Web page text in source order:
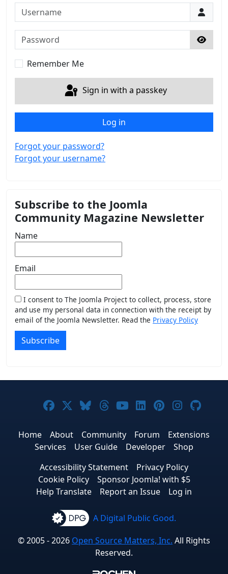
Username
Password
Show
Remember Me
Sign in with a passkey
Log in
Forgot your password?
Forgot your username?
Subscribe to the Joomla
Community Magazine Newsletter
Name
Email
I consent to The Joomla Project to collect, process, store
and use my personal data in connection with the receipt by
email of the Joomla Newsletter. Read the Privacy Policy
Subscribe
Joomla! on Facebook
Joomla! on X
Joomla! on Bluesky
Joomla! on Threads
Joomla! on
Joomla! on
Joomla! on
Joomla!
Home About Community Forum
Extensions
Services
User Guide Developer
Shop
Accessibility Statement
Privacy Policy
Cookie Policy
Sponsor Joomla! with $5
Help Translate
Report an Issue Log in
A Digital Public Good.
© 2005 - 2026 Open Source Matters, Inc. All Rights
Reserved.